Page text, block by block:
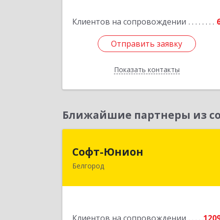
Клиентов на сопровождении
Отправить заявку
Показать контакты
Отправить заявку
Назад
Ближайшие партнеры из
Софт-Юнион
Белгород
308014, Белгородская обл, Белгород г,